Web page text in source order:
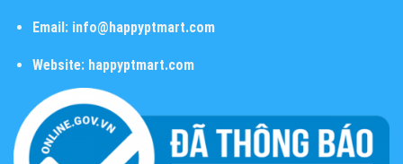
Email:info@happyptmart.com
Website: happyptmart.com